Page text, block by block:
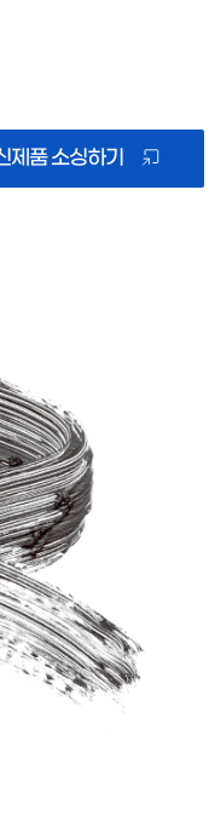
제품 소싱하기